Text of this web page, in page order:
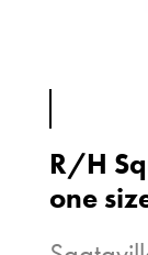
R/H
one